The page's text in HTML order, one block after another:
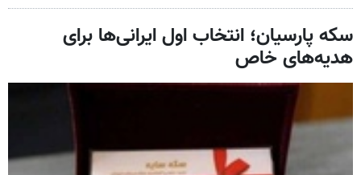
سکه پارسیان؛ انتخاب اول ایرانی‌ها برای
هدیه‌های خاص